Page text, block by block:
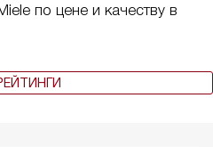
по цене и качеству в